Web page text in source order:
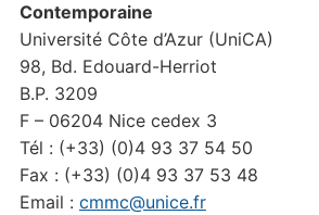
Contemporaine
Université Côte d’Azur (UniCA)
98, Bd. Edouard-Herriot
B.P. 3209
F – 06204 Nice cedex 3
Tél : (+33) (0)4 93 37 54 50
Fax : (+33) (0)4 93 37 53 48
Email : cmmc@unice.fr